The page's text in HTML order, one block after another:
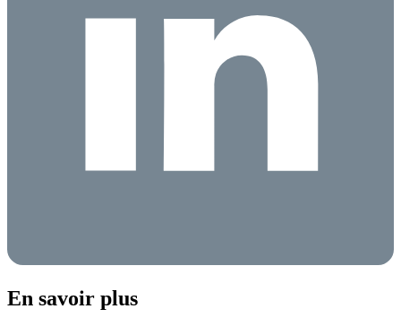
En savoir plus